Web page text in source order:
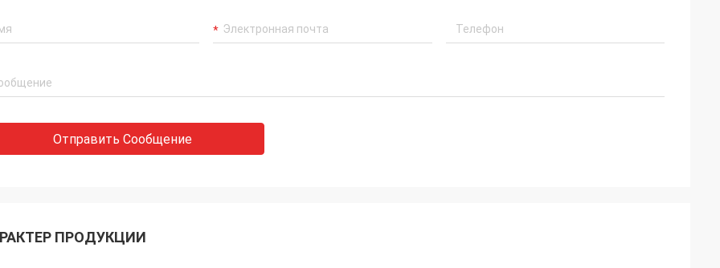
Отправить Сообщение
ПРОДУКЦИИ